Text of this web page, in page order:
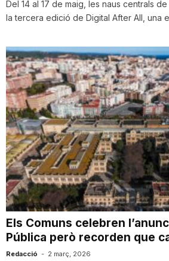
r
g
o
n
a
Del 14 al 17 de maig, les naus centrals
la tercera edició de Digital After All, una
Els Comuns celebren
Pública però recorden que
Redacció - 2 març, 2026